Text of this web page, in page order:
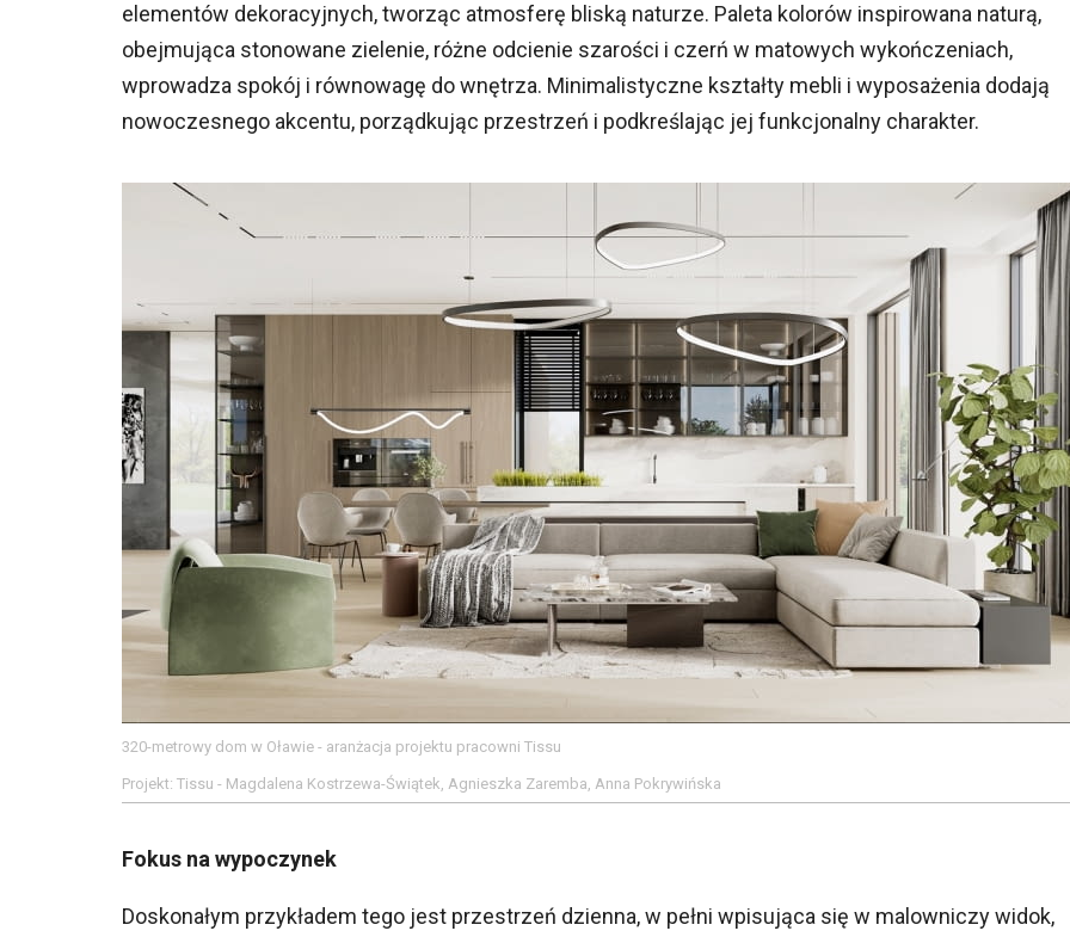
elementów dekoracyjnych, tworząc atmosferę bliską naturze. Paleta kolorów inspirowana naturą,
obejmująca stonowane zielenie, różne odcienie szarości i czerń w matowych wykończeniach,
wprowadza spokój i równowagę do wnętrza. Minimalistyczne kształty mebli i wyposażenia dodają
nowoczesnego akcentu, porządkując przestrzeń i podkreślając jej funkcjonalny charakter.
320-metrowy dom w Oławie - aranżacja projektu pracowni Tissu
Projekt: Tissu - Magdalena Kostrzewa-Świątek, Agnieszka Zaremba, Anna Pokrywińska
Fokus na wypoczynek
Doskonałym przykładem tego jest przestrzeń dzienna, w pełni wpisująca się w malowniczy widok,